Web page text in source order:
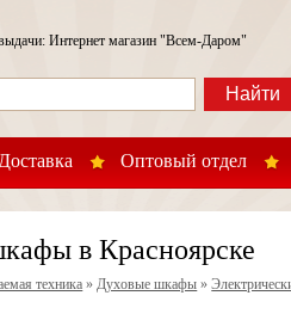
Доставка Оптовый отдел
Интернет магазин "Всем-Даром"
Найти
в Красноярске
техника »Духовые шкафы »